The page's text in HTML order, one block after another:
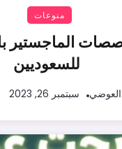
منوعات
الماجستير
للسعوديين
سبتمبر 26, 2023